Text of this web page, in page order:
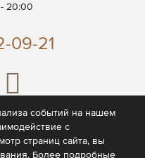
20:00
09-21
событий на нашем
с
страниц сайта, вы
Более подробные